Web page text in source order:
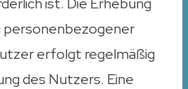
personenbezogener
erfolgt regelmäßig
des Nutzers. Eine